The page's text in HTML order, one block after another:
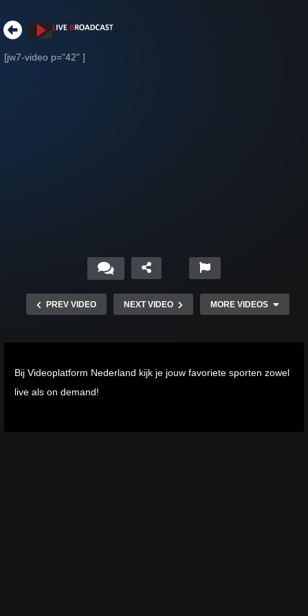
[jw7-video p="42" ]
PREV VIDEO NEXT VIDEO MORE VIDEOS
Copy Embed Code
Bij Videoplatform Nederland kijk je jouw favoriete sporten zowel
live als on demand!